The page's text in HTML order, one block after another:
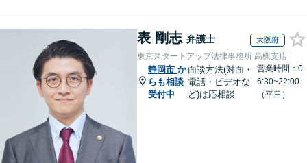
表 剛志 弁護士 大阪府
東京スタートアップ法律事務所 高槻支店
静岡市 か
らも相談
受付中
面談方法(対面・
電話・ビデオな
ど)は応相談
営業時間：0
6:30~22:00
（平日）